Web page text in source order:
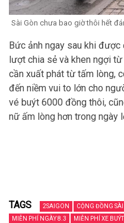
Sài Gòn chưa bao giờ thôi hết
Bức ảnh ngay sau khi
lượt chia sẻ và khen ngợi
cần xuất phát từ tấm lòng,
đến niềm vui to lớn cho
vé buýt 6000 đồng thôi,
nữ ấm lòng hơn trong ngày